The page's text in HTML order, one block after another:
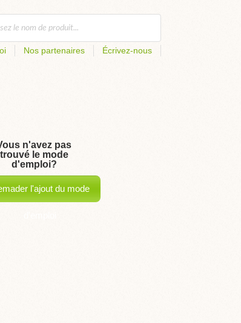
Nos partenaires Écrivez-nous
n'avez pas
trouvé le mode
d'emploi?
l'ajout du mode